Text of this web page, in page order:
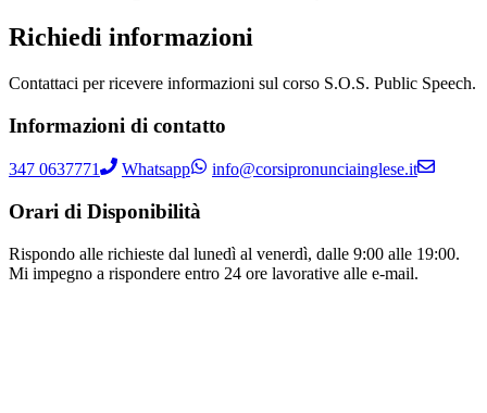
Richiedi informazioni
Contattaci per ricevere informazioni sul corso S.O.S. Public Speech.
Informazioni di contatto
347 0637771 Whatsapp info@corsipronunciainglese.it
Orari di Disponibilità
Rispondo alle richieste dal lunedì al venerdì, dalle 9:00 alle 19:00.
Mi impegno a rispondere entro 24 ore lavorative alle e-mail.